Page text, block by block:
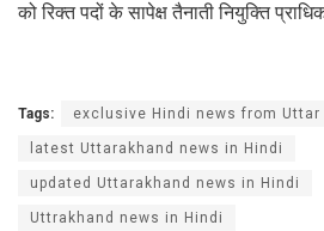
को रिक्त पदों के सापेक्ष तैनाती नियुक्ति
Tags: exclusive Hindi news from Uttar
latest Uttarakhand news in Hindi
updated Uttarakhand news in Hindi
Uttrakhand news in Hindi